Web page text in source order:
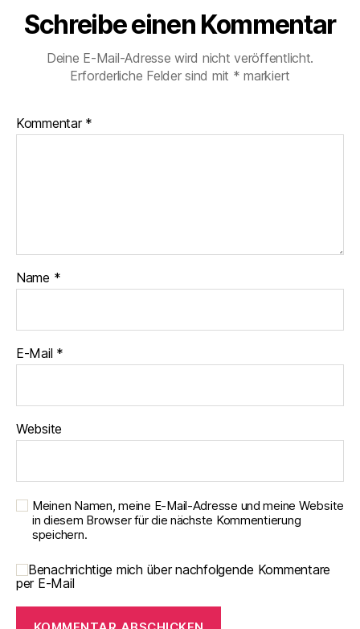
Schreibe einen Kommentar
Deine E-Mail-Adresse wird nicht veröffentlicht.
Erforderliche Felder sind mit * markiert
Kommentar *
Name *
E-Mail *
Website
Meinen Namen, meine E-Mail-Adresse und meine Website
in diesem Browser für die nächste Kommentierung
speichern.
Benachrichtige mich über nachfolgende Kommentare
per E-Mail